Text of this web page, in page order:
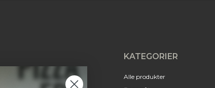
KATEGORIER
Alle produkter